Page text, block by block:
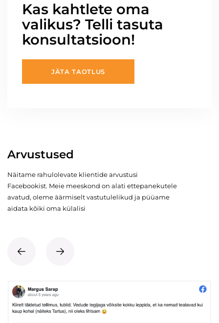
Kas kahtlete oma
valikus? Telli tasuta
konsultatsioon!
JÄTA TAOTLUS
Arvustused
Näitame rahulolevate klientide arvustusi
Facebookist. Meie meeskond on alati ettepanekutele
avatud, oleme äärmiselt vastutulelikud ja püüame
aidata kõiki oma külalisi